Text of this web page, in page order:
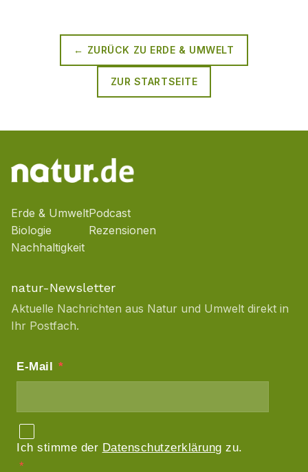
← ZURÜCK ZU ERDE & UMWELT
ZUR STARTSEITE
Erde & Umwelt
Biologie
Nachhaltigkeit
Podcast
Rezensionen
natur-Newsletter
Aktuelle Nachrichten aus Natur und Umwelt direkt in
Ihr Postfach.